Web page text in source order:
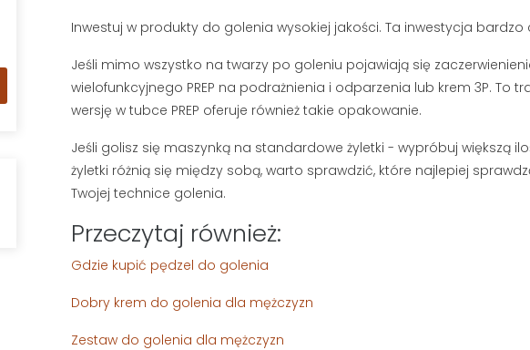
Inwestuj w produkty do golenia wysokiej jakości. Ta inwestycja bardzo
Jeśli mimo wszystko na twarzy po goleniu pojawiają się
wielofunkcyjnego PREP na podrażnienia i odparzenia lub krem 3P. To
wersję w tubce PREP oferuje również takie opakowanie.
Jeśli golisz się maszynką na standardowe żyletki - wypróbuj większą
żyletki różnią się między sobą, warto sprawdzić, które najlepiej
Twojej technice golenia.
Przeczytaj również:
Gdzie kupić pędzel do golenia
Dobry krem do golenia dla mężczyzn
Zestaw do golenia dla mężczyzn